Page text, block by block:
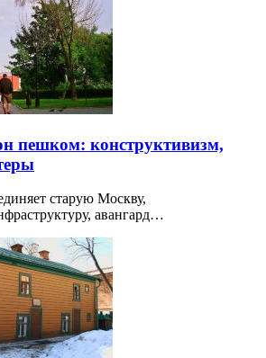
пешком: конструктивизм,
старую Москву,
авангард…